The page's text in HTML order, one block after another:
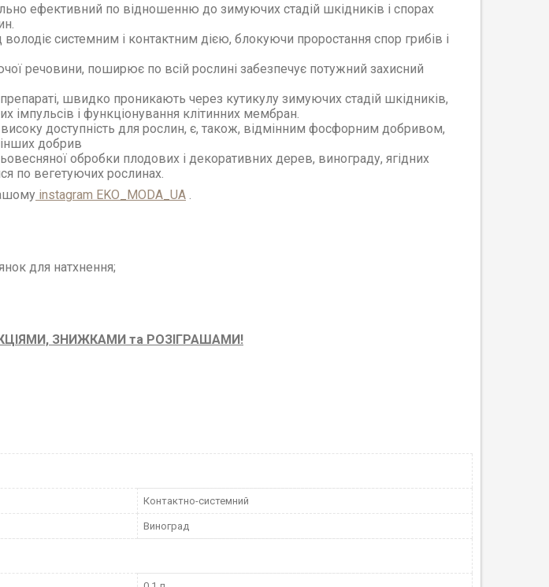
ефективний по відношенню до зимуючих стадій шкідників і спорах
системним і контактним дією, блокуючи проростання спор грибів і
речовини, поширює по всій рослині забезпечує потужний захисний
швидко проникають через кутикулу зимуючих стадій шкідників,
і функціонування клітинних мембран.
доступність для рослин, є, також, відмінним фосфорним добривом,
добрив
обробки плодових і декоративних дерев, винограду, ягідних
по вегетуючих рослинах.
instagram EKO_MODA_UA
для натхнення;
АКЦІЯМИ, ЗНИЖКАМИ та РОЗІГРАШАМИ!
Контактно-системний
Виноград